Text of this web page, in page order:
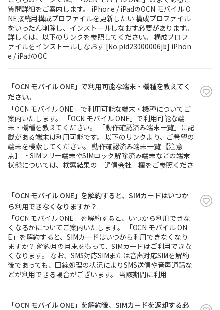
質問詳細をご案内します。 iPhone / iPadのOCN モバイル O
NE接続用構成プロファイルを更新したい 構成プロファイル
をいったん削除し、インストールしなおす必要があります。
詳しくは、以下のリンクを参照してください。 構成プロフ
ァイルをインストールしなおす [No.pid23000006jb] iPhon
e / iPadのOC
「OCN モバイル ONE」で利用可能な端末・機種を教えてく
ださい。
「OCN モバイル ONE」で利用可能な端末・機種についてご
案内いたします。 「OCN モバイル ONE」で利用可能な端
末・機種を教えてください。 「動作確認済み端末一覧」に記
載がある端末は利用可能です。 以下のリンクより、ご希望の
端末を検索してください。 動作確認済み端末一覧 【注意
点】 ・SIMフリー端末やSIMロック解除済み端末などの端末
状態については、検索結果の「通信会社」欄をご参照くださ
「OCN モバイル ONE」を解約すると、SIMカードはいつか
ら利用できなくなりますか？
「OCN モバイル ONE」を解約すると、いつから利用できな
くなるかについてご案内いたします。 「OCN モバイル ON
E」を解約すると、SIMカードはいつから利用できなくなり
ますか？ 解約月の月末をもって、SIMカードはご利用できな
くなります。 なお、SMS対応SIMまたは音声対応SIMを解約
後であっても、回線処理の状況によりSMS送信や音声通話な
どが利用できる場合がございます。 当該期間に利用
「OCN モバイル ONE」を解約後、SIMカードを返却する必